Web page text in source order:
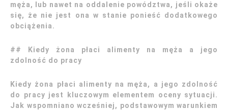
męża, lub nawet na oddalenie powództwa, jeśli okaże
się, że nie jest ona w stanie ponieść dodatkowego
obciążenia.
## Kiedy żona płaci alimenty na męża a jego
zdolność do pracy
Kiedy żona płaci alimenty na męża, a jego zdolność
do pracy jest kluczowym elementem oceny sytuacji.
Jak wspomniano wcześniej, podstawowym warunkiem